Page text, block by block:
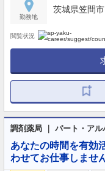
勤務地
茨城県笠間市
閲覧状況
調剤薬局 ｜ パート・アル
あなたの時間を有効
わせてお仕事しませ